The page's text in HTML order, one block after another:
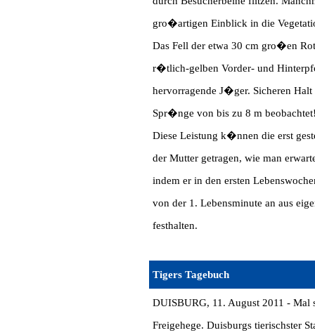
gro�artigen Einblick in die
Das Fell der etwa 30 cm gro�en
r�tlich-gelben Vorder- und
hervorragende J�ger. Sicheren
Spr�nge von bis zu 8 m
Diese Leistung k�nnen die erst
der Mutter getragen, wie man
indem er in den ersten
von der 1. Lebensminute an aus
festhalten.
Tigers Tagebuch
DUISBURG, 11. August 2011 - Mal
Freigehege. Duisburgs tierischster